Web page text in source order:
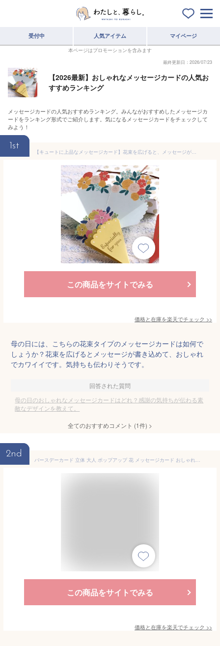
受付中 人気アイテム マイページ
本ページはプロモーションを含みます
最終更新日：2026/07/23
【2026最新】おしゃれなメッセージカードの人気お
すすめランキング
メッセージカードの人気おすすめランキング。みんながおすすめしたメッセージカ
ードをランキング形式でご紹介します。気になるメッセージカードをチェックして
みよう！
1st
【キュートに上品なメッセージカード】花束を広げると、メッセージが書き込める ブーケカード【全3色】 《誕生日/メッセージカード/封筒/おしゃれ/大人/かわいい/可愛い/母の日》
この商品をサイトでみる
価格と在庫を楽天でチェック >>
母の日には、こちらの花束タイプのメッセージカードは如何で
しょうか？花束を広げるとメッセージが書き込めて、おしゃれ
でカワイイです。気持ちも伝わりそうです。
回答された質問
母の日のおしゃれなメッセージカードはどれ？感謝の気持ちが伝わる素
敵なデザインを教えて。
全てのおすすめコメント (1件) >
2nd
バースデーカード 立体 大人 ポップアップ 花 メッセージカード おしゃれ バレンタインカード 母の日3D ギフト カード 感謝 記念日 誕生日 飛び出す 封筒付き (カーネーション)
この商品をサイトでみる
価格と在庫を楽天でチェック >>